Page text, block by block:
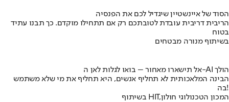
הסוד של איינשטיין שיגדיל לכם את הפנסיה
הריבית דריבית עובדת לטובתכם רק אם תתחילו מוקדם. כך תבנו עתיד
בטוח
בשיתוף מנורה מבטחים
אל תישארו מאחור – בואו לגלות לאן ה-AI הולך
הבינה המלאכותית לא תחליף אנשים, היא תחליף את מי שלא משתמש
בה!
בשיתוף HIT,המכון הטכנולוגי חולון